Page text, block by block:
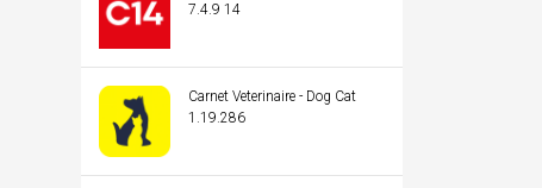
14 7.4.9
Carnet Veterinaire - Dog Cat
1.19.286